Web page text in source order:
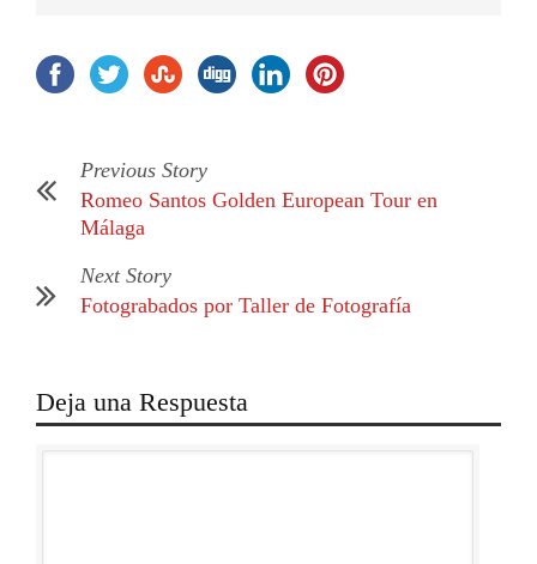
Previous Story
Romeo Santos Golden European Tour en
Málaga
Next Story
Fotograbados por Taller de Fotografía
Deja una Respuesta